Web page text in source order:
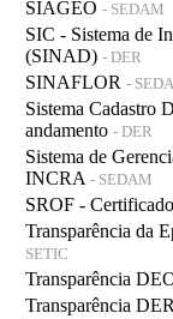
SIAGEO - SEDAM
SIC - Sistema de
(SINAD) - DER
SINAFLOR -
Sistema Cadastro
andamento - DER
Sistema de
INCRA - SEDAM
SROF -
Transparência da
SETIC
Transparência
Transparência